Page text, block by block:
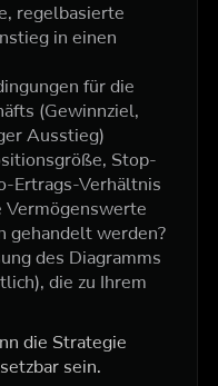
regelbasierte
in einen
für die
(Gewinnziel,
Ausstieg)
Stop-
Ertrags-Verhältnis
Vermögenswerte
gehandelt werden?
des Diagramms
die zu Ihrem
die Strategie
sein.